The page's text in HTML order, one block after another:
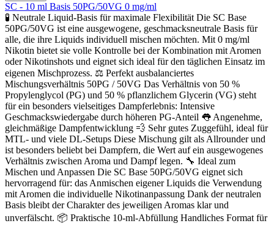
SC - 10 ml Basis 50PG/50VG 0 mg/ml
🧪 Neutrale Liquid-Basis für maximale Flexibilität Die SC Base
50PG/50VG ist eine ausgewogene, geschmacksneutrale Basis für
alle, die ihre Liquids individuell mischen möchten. Mit 0 mg/ml
Nikotin bietet sie volle Kontrolle bei der Kombination mit Aromen
oder Nikotinshots und eignet sich ideal für den täglichen Einsatz im
eigenen Mischprozess. ⚖️ Perfekt ausbalanciertes
Mischungsverhältnis 50PG / 50VG Das Verhältnis von 50 %
Propylenglycol (PG) und 50 % pflanzlichem Glycerin (VG) steht
für ein besonders vielseitiges Dampferlebnis: Intensive
Geschmackswiedergabe durch höheren PG-Anteil 👅 Angenehme,
gleichmäßige Dampfentwicklung 💨 Sehr gutes Zuggefühl, ideal für
MTL- und viele DL-Setups Diese Mischung gilt als Allrounder und
ist besonders beliebt bei Dampfern, die Wert auf ein ausgewogenes
Verhältnis zwischen Aroma und Dampf legen. 🔧 Ideal zum
Mischen und Anpassen Die SC Base 50PG/50VG eignet sich
hervorragend für: das Anmischen eigener Liquids die Verwendung
mit Aromen die individuelle Nikotinanpassung Dank der neutralen
Basis bleibt der Charakter des jeweiligen Aromas klar und
unverfälscht. 📦 Praktische 10-ml-Abfüllung Handliches Format für